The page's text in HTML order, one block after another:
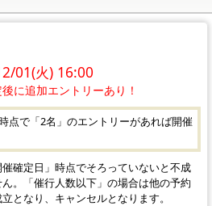
01(火) 16:00
に追加エントリーあり！
点で「2名」のエントリーがあれば開催
確定日」時点でそろっていないと不成
。「催行人数以下」の場合は他の予約
となり、キャンセルとなります。